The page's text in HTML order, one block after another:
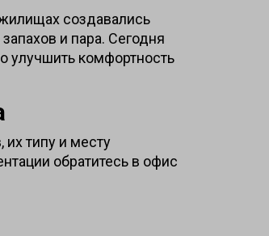
создавались
и пара. Сегодня
улучшить комфортность
типу и месту
обратитесь в офис